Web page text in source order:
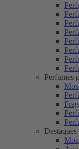
Perfumes
Destaques